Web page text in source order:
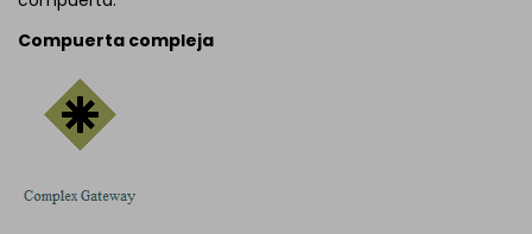
Compuerta compleja